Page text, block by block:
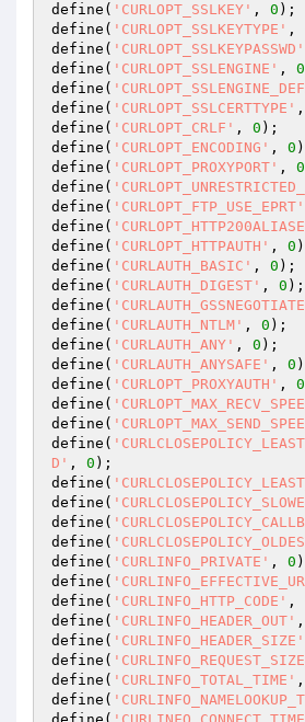
define( 'CURLOPT_SSLKEY' , 0 );
define( 'CURLOPT_SSLKEYTYPE' ,
define( 'CURLOPT_SSLKEYPASSWD'
define( 'CURLOPT_SSLENGINE' , 0
define(
define( 'CURLOPT_SSLCERTTYPE' ,
define( 'CURLOPT_CRLF' , 0 );
define( 'CURLOPT_ENCODING' , 0
define( 'CURLOPT_PROXYPORT' , 0
define(
define( 'CURLOPT_FTP_USE_EPRT'
define(
define( 'CURLOPT_HTTPAUTH' , 0
define( 'CURLAUTH_BASIC' , 0 );
define( 'CURLAUTH_DIGEST' , 0 );
define(
define( 'CURLAUTH_NTLM' , 0 );
define( 'CURLAUTH_ANY' , 0 );
define( 'CURLAUTH_ANYSAFE' , 0
define( 'CURLOPT_PROXYAUTH' , 0
define(
define(
define(
D' , 0 );
define(
define(
define(
define(
define( 'CURLINFO_PRIVATE' , 0
define(
define( 'CURLINFO_HTTP_CODE' ,
define( 'CURLINFO_HEADER_OUT' ,
define( 'CURLINFO_HEADER_SIZE'
define(
define( 'CURLINFO_TOTAL_TIME' ,
define(